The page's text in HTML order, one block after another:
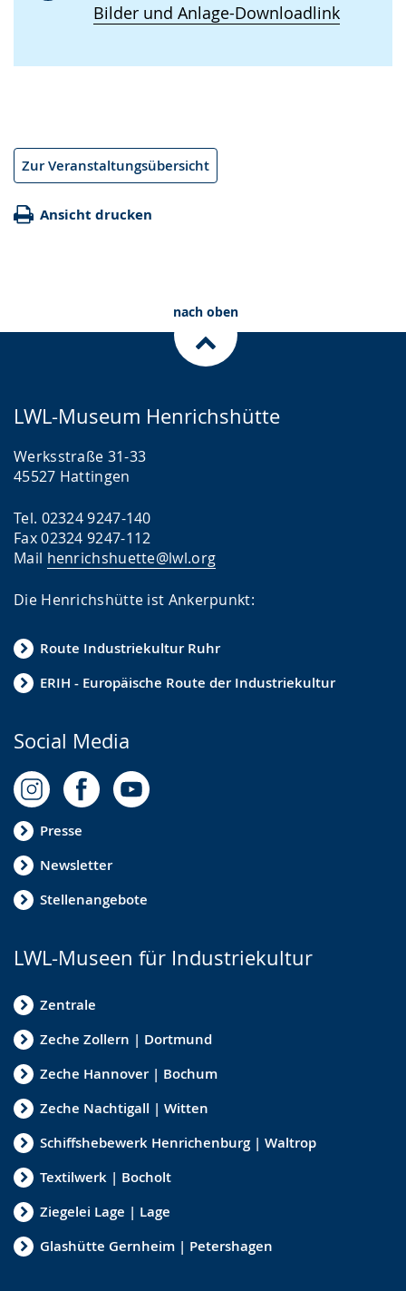
Bilder und Anlage-Downloadlink
Zur Veranstaltungsübersicht
Ansicht drucken
nach oben
LWL-Museum Henrichshütte
Werksstraße 31-33
45527 Hattingen
Tel. 02324 9247-140
Fax 02324 9247-112
Mail henrichshuette@lwl.org
Die Henrichshütte ist Ankerpunkt:
Route Industriekultur Ruhr
ERIH - Europäische Route der Industriekultur
Social Media
Presse
Newsletter
Stellenangebote
LWL-Museen für Industriekultur
Zentrale
Zeche Zollern | Dortmund
Zeche Hannover | Bochum
Zeche Nachtigall | Witten
Schiffshebewerk Henrichenburg | Waltrop
Textilwerk | Bocholt
Ziegelei Lage | Lage
Glashütte Gernheim | Petershagen